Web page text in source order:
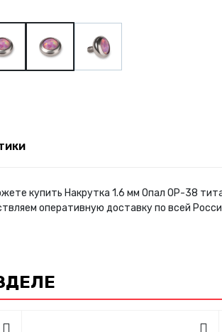
купить Накрутка 1.6 мм Опал ОР-38
оперативную доставку по всей